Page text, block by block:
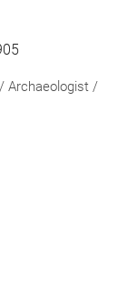
Archaeologist /